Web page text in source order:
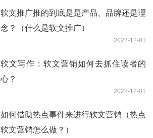
软文推广推的到底是是产品、品牌还是理
念？（什么是软文推广）
2022-12-01
软文写作：软文营销如何去抓住读者的
心？
2022-12-01
如何借助热点事件来进行软文营销（热点
软文营销怎么做？）